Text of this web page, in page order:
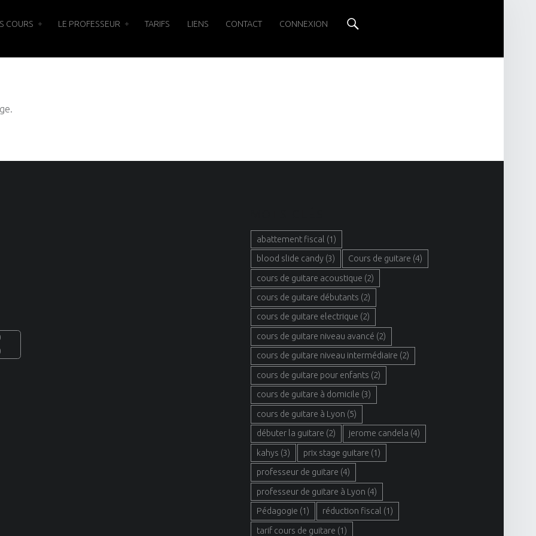
COURS LE PROFESSEUR TARIFS LIENS CONTACT CONNEXION
abattement fiscal (1)
blood slide candy (3) Cours de guitare (4)
cours de guitare acoustique (2)
cours de guitare débutants (2)
cours de guitare electrique (2)
cours de guitare niveau avancé (2)
cours de guitare niveau intermédiaire (2)
cours de guitare pour enfants (2)
cours de guitare à domicile (3)
cours de guitare à Lyon (5)
débuter la guitare (2) jerome candela (4)
kahys (3) prix stage guitare (1)
professeur de guitare (4)
professeur de guitare à Lyon (4)
Pédagogie (1) réduction fiscal (1)
tarif cours de guitare (1)